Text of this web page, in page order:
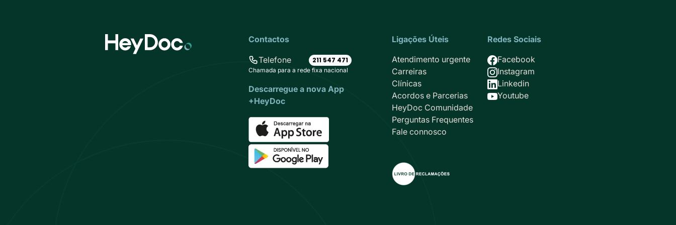
Contactos
Telefone 211 547 471
Chamada para a rede fixa nacional
Descarregue a nova App
+HeyDoc
Ligações Úteis
Atendimento urgente
Carreiras
Clínicas
Acordos e Parcerias
HeyDoc Comunidade
Perguntas Frequentes
Fale connosco
Redes Sociais
Facebook
Imagem
Instagram
Imagem
Linkedin
Imagem
Youtube
Imagem